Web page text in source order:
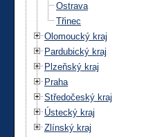
Ostrava
Třinec
Olomoucký kraj
Pardubický kraj
Plzeňský kraj
Praha
Středočeský kraj
Ústecký kraj
Zlínský kraj